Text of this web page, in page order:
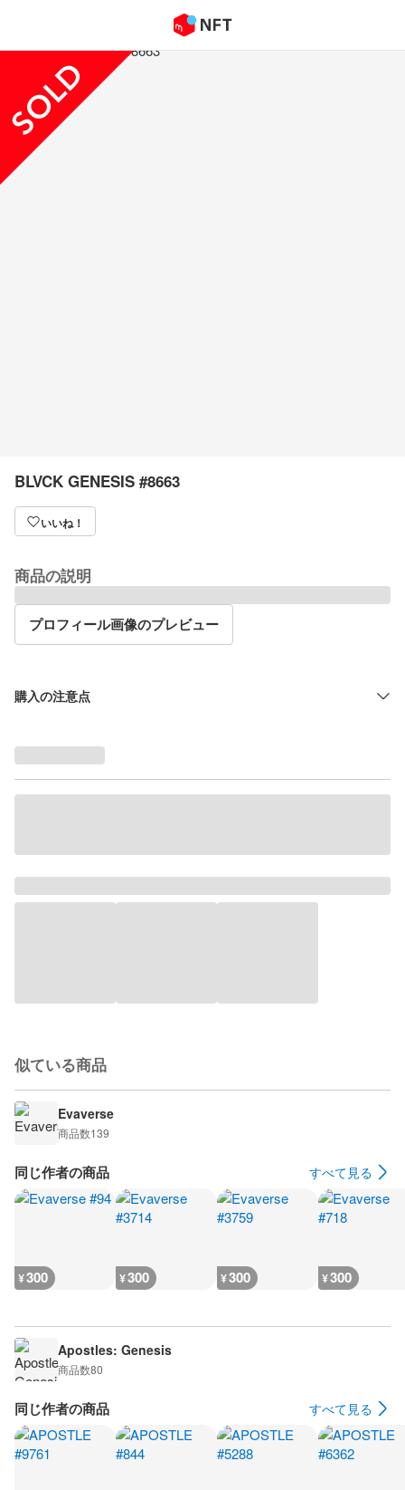
BLVCK GENESIS #8663
いいね！
商品の説明
プロフィール画像のプレビュー
購入の注意点
似ている商品
Evaverse
商品数139
同じ作者の商品 すべて見る
¥300 ¥300 ¥300 ¥300
Apostles: Genesis
商品数80
同じ作者の商品 すべて見る